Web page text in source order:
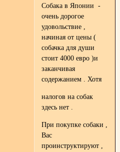
Собака в Японии -
очень дорогое
удовольствие ,
начиная от цены (
собачка для души
стоит 4000 евро )и
заканчивая
содержанием . Хотя
налогов на собак
здесь нет .
При покупке собаки ,
Вас
проинструктируют ,